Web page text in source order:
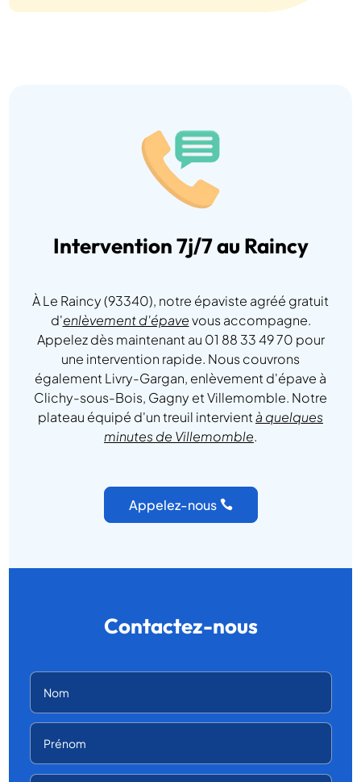
Intervention 7j/7 au Raincy
À Le Raincy (93340), notre épaviste agréé gratuit
d'enlèvement d'épavevous accompagne.
Appelez dès maintenant au 01 88 33 49 70 pour
une intervention rapide. Nous couvrons
également Livry-Gargan, enlèvement d'épave à
Clichy-sous-Bois, Gagny et Villemomble. Notre
plateau équipé d'un treuil intervientà quelques
minutes de Villemomble.
Appelez-nous
Contactez-nous